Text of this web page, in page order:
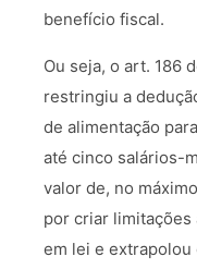
benefício fiscal.
Ou seja, o art. 186
restringiu a
de alimentação
até cinco salários-
valor de, no
por criar
em lei e extrapolou